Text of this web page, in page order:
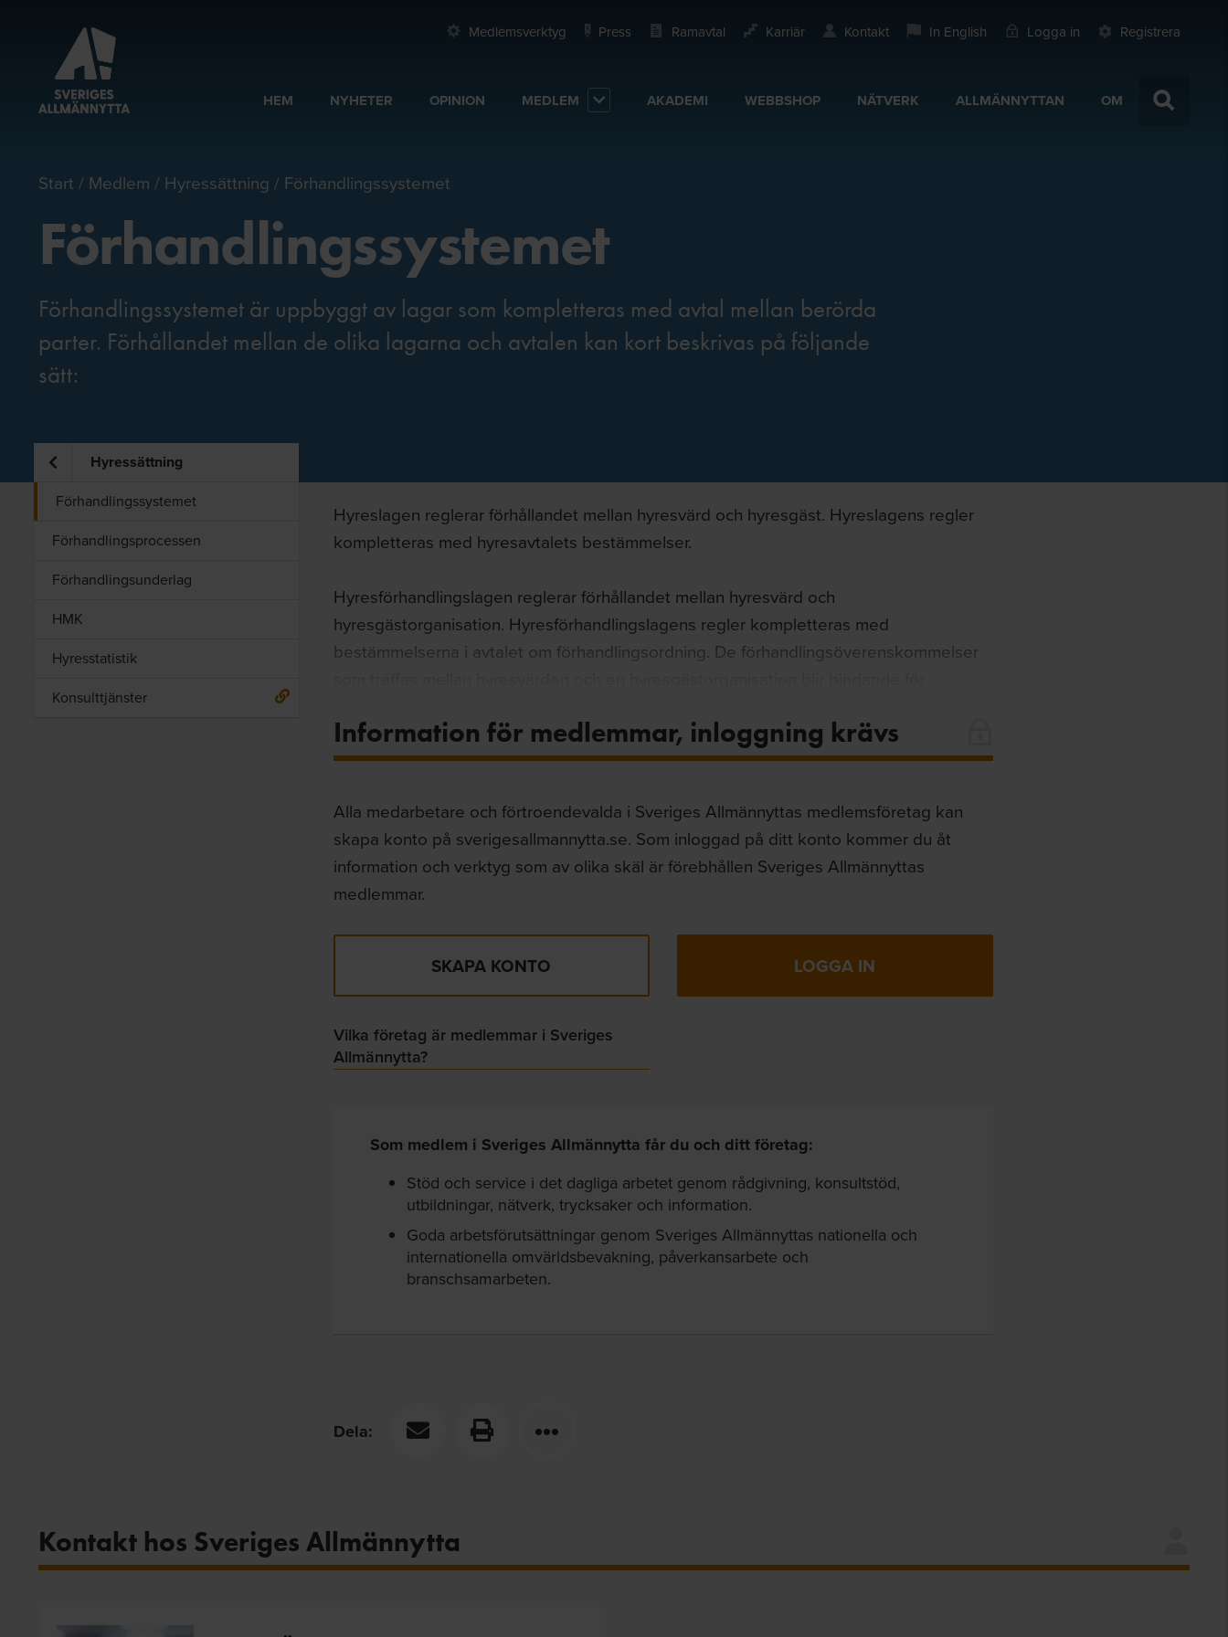
Medlemsverktyg Press Ramavtal Karriär Kontakt In English Logga in Registrera
HEM NYHETER OPINION MEDLEM AKADEMI WEBBSHOP NÄTVERK ALLMÄNNYTTAN OM
Start Medlem Hyressättning Förhandlingssystemet
Förhandlingssystemet
Förhandlingssystemet är uppbyggt av lagar som kompletteras med avtal mellan berörda
parter. Förhållandet mellan de olika lagarna och avtalen kan kort beskrivas på följande
sätt:
Hyressättning
Förhandlingssystemet
Förhandlingsprocessen
Förhandlingsunderlag
HMK
Hyresstatistik
Konsulttjänster
Hyreslagen reglerar förhållandet mellan hyresvärd och hyresgäst. Hyreslagens regler
kompletteras med hyresavtalets bestämmelser.
Hyresförhandlingslagen reglerar förhållandet mellan hyresvärd och
hyresgästorganisation. Hyresförhandlingslagens regler kompletteras med
bestämmelserna i avtalet om förhandlingsordning. De förhandlingsöverenskommelser
hyresavtalet.
Information för medlemmar, inloggning krävs
Alla medarbetare och förtroendevalda i Sveriges Allmännyttas medlemsföretag kan
skapa konto på sverigesallmannytta.se. Som inloggad på ditt konto kommer du åt
information och verktyg som av olika skäl är förebhållen Sveriges Allmännyttas
medlemmar.
LOGGA IN
SKAPA KONTO
Vilka företag är medlemmar i Sveriges
Allmännytta?
Som medlem i Sveriges Allmännytta får du och ditt företag:
Stöd och service i det dagliga arbetet genom rådgivning, konsultstöd,
utbildningar, nätverk, trycksaker och information.
Goda arbetsförutsättningar genom Sveriges Allmännyttas nationella och
internationella omvärldsbevakning, påverkansarbete och
branschsamarbeten.
Dela:
Kontakt hos Sveriges Allmännytta